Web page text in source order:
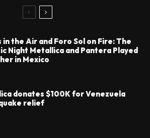
in the Air and Foro Sol on Fire: The
Night Metallica and Pantera Played
in Mexico
donates $100K for Venezuela
relief